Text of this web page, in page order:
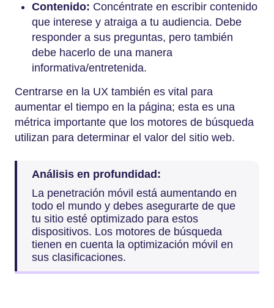
Contenido: Concéntrate en escribir contenido
que interese y atraiga a tu audiencia. Debe
responder a sus preguntas, pero también
debe hacerlo de una manera
informativa/entretenida.
Centrarse en la UX también es vital para
aumentar el tiempo en la página; esta es una
métrica importante que los motores de búsqueda
utilizan para determinar el valor del sitio web.
Análisis en profundidad:
La penetración móvil está aumentando en
todo el mundo y debes asegurarte de que
tu sitio esté optimizado para estos
dispositivos. Los motores de búsqueda
tienen en cuenta la optimización móvil en
sus clasificaciones.